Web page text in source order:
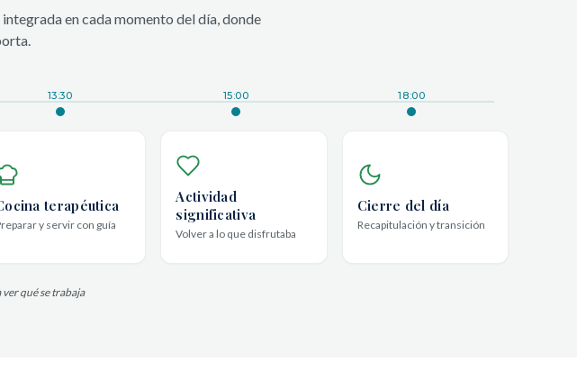
en cada momento del día, donde
13:30 15:00 18:00
terapéutica
y servir con guía
Actividad
significativa
Volver a lo que disfrutaba
Cierre del día
Recapitulación y transición
qué se trabaja